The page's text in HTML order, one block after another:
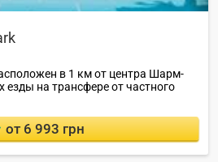
в 1 км от центра Шарм-
езды на трансфере от частного
от 6 993 грн